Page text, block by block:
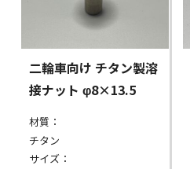
二輪車向け チタン製溶
接ナット φ8×13.5
材質：
チタン
サイズ：